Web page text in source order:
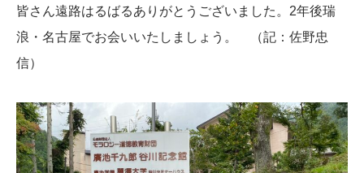
皆さん遠路はるばるありがとうございました。 2年後瑞
浪・名古屋でお会いいたしましょう。 （記：佐野忠
信）